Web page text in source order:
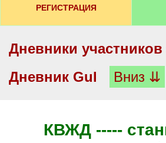
РЕГИСТРАЦИЯ
Дневники участников
Дневник Gul
Вниз ⇊
КВЖД -----